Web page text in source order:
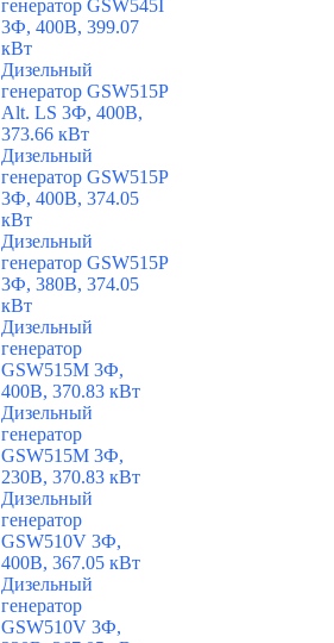
генератор GSW545I
3Ф, 400В, 399.07
кВт
Дизельный
генератор GSW515P
Alt. LS 3Ф, 400В,
373.66 кВт
Дизельный
генератор GSW515P
3Ф, 400В, 374.05
кВт
Дизельный
генератор GSW515P
3Ф, 380В, 374.05
кВт
Дизельный
генератор
GSW515M 3Ф,
400В, 370.83 кВт
Дизельный
генератор
GSW515M 3Ф,
230В, 370.83 кВт
Дизельный
генератор
GSW510V 3Ф,
400В, 367.05 кВт
Дизельный
генератор
GSW510V 3Ф,